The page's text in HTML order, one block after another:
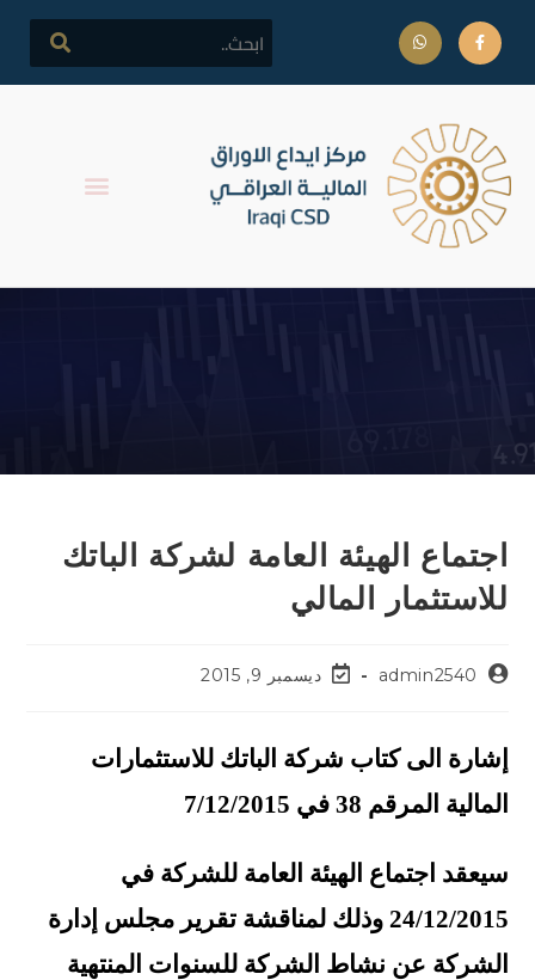
اجتماع الهيئة العامة لشركة الباتك
للاستثمار المالي
admin2540 ديسمبر 9, 2015
إشارة الى كتاب شركة الباتك للاستثمارات
المالية المرقم 38 في 7/12/2015
سيعقد اجتماع الهيئة العامة للشركة في
24/12/2015 وذلك لمناقشة تقرير مجلس إدارة
الشركة عن نشاط الشركة للسنوات المنتهية